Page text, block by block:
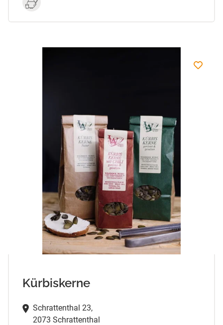
Kürbiskerne
Schrattenthal 23,
2073 Schrattenthal